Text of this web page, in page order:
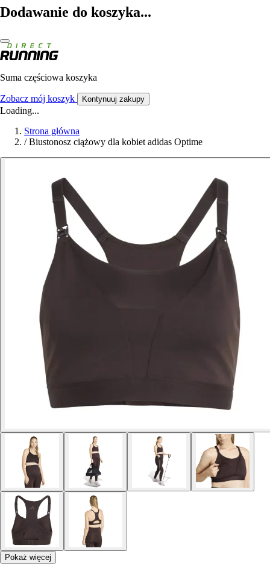
Dodawanie do koszyka...
Suma częściowa koszyka
Zobacz mój koszyk Kontynuuj zakupy
Loading...
Strona główna
/ Biustonosz ciążowy dla kobiet adidas Optime
Pokaż więcej